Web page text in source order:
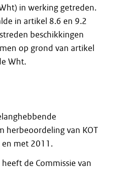
in werking getreden.
in artikel 8.6 en 9.2
beschikkingen
op grond van artikel
Wht.
herbeoordeling van KOT
met 2011.
de Commissie van